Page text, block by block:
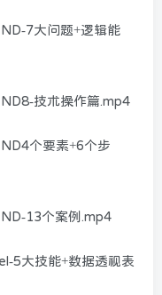
7大问题+逻辑能
技术操作篇.mp4
个要素+6个步
13个案例.mp4
5大技能+数据透视表